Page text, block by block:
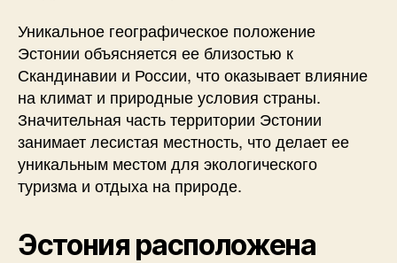
Уникальное географическое положение
Эстонии объясняется ее близостью к
Скандинавии и России, что оказывает влияние
на климат и природные условия страны.
Значительная часть территории Эстонии
занимает лесистая местность, что делает ее
уникальным местом для экологического
туризма и отдыха на природе.
Эстония расположена